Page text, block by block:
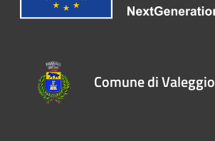
Comune di Valeggio